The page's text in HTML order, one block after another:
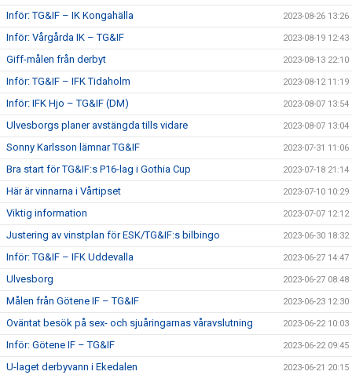
Inför: TG&IF – IK Kongahälla 2023-08-26 13:26
Inför: Vårgårda IK – TG&IF 2023-08-19 12:43
Giff-målen från derbyt 2023-08-13 22:10
Inför: TG&IF – IFK Tidaholm 2023-08-12 11:19
Inför: IFK Hjo – TG&IF (DM) 2023-08-07 13:54
Ulvesborgs planer avstängda tills vidare 2023-08-07 13:04
Sonny Karlsson lämnar TG&IF 2023-07-31 11:06
Bra start för TG&IF:s P16-lag i Gothia Cup 2023-07-18 21:14
Här är vinnarna i Vårtipset 2023-07-10 10:29
Viktig information 2023-07-07 12:12
Justering av vinstplan för ESK/TG&IF:s bilbingo 2023-06-30 18:32
Inför: TG&IF – IFK Uddevalla 2023-06-27 14:47
Ulvesborg 2023-06-27 08:48
Målen från Götene IF – TG&IF 2023-06-23 12:30
Oväntat besök på sex- och sjuåringarnas våravslutning 2023-06-22 10:03
Inför: Götene IF – TG&IF 2023-06-22 09:45
U-laget derbyvann i Ekedalen 2023-06-21 20:15